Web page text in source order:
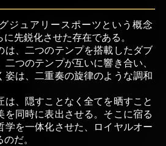
ジュアリースポーツという概念
先鋭化させた存在である。
は、二つのテンプを搭載したダブ
つのテンプが互いに響き合い、
姿は、二重奏の旋律のような調和
は、隠すことなく全てを晒すこと
を同時に表出させる。そこに宿る
学を一体化させた、ロイヤルオー
だ。